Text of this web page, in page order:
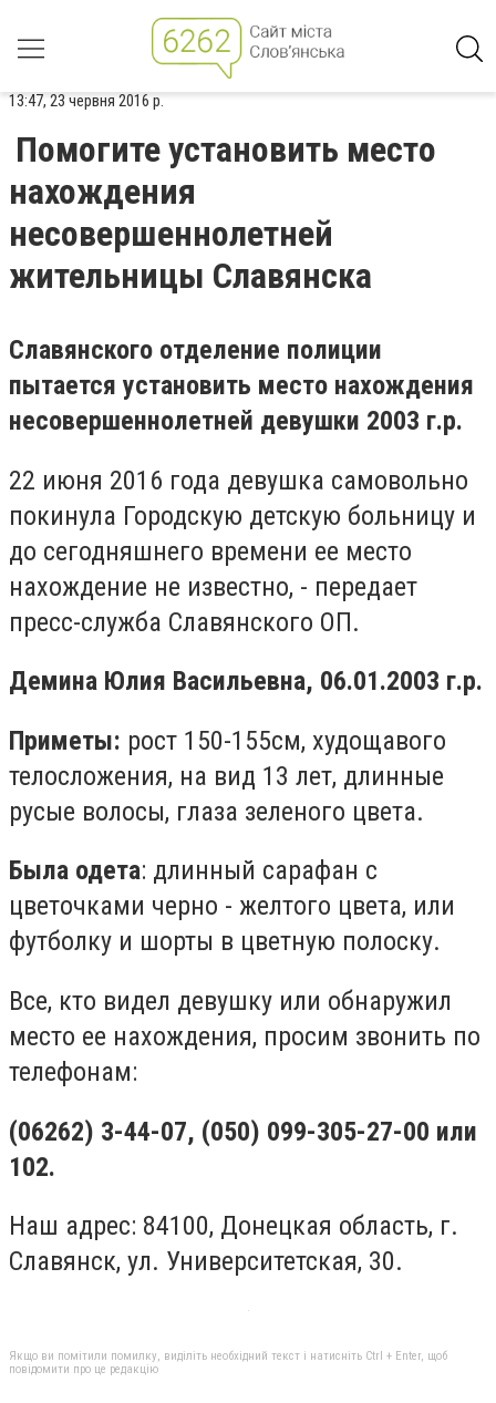
13:47, 23 червня 2016 р.
Помогите установить место
нахождения
несовершеннолетней
жительницы Славянска
Славянского отделение полиции
пытается установить место нахождения
несовершеннолетней девушки 2003 г.р.
22 июня 2016 года девушка самовольно
покинула Городскую детскую больницу и
до сегодняшнего времени ее место
нахождение не известно, - передает
пресс-служба Славянского ОП.
Демина Юлия Васильевна, 06.01.2003 г.р.
Приметы: рост 150-155см, худощавого
телосложения, на вид 13 лет, длинные
русые волосы, глаза зеленого цвета.
Была одета: длинный сарафан с
цветочками черно - желтого цвета, или
футболку и шорты в цветную полоску.
Все, кто видел девушку или обнаружил
место ее нахождения, просим звонить по
телефонам:
(06262) 3-44-07, (050) 099-305-27-00 или
102.
Наш адрес: 84100, Донецкая область, г.
Славянск, ул. Университетская, 30.
Якщо ви помітили помилку, виділіть необхідний текст і натисніть Ctrl + Enter, щоб
повідомити про це редакцію